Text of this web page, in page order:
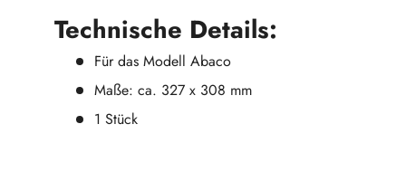
Technische Details:
Für das Modell Abaco
Maße: ca. 327 x 308 mm
1 Stück